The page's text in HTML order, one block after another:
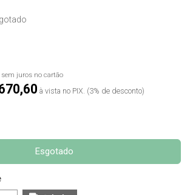
sem juros no cartão
à vista no PIX. (3% de desconto)
Esgotado